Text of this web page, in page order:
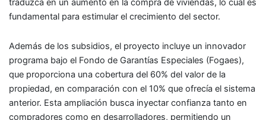
traduzca en un aumento en la compra de viviendas, lo cual es
fundamental para estimular el crecimiento del sector.
Además de los subsidios, el proyecto incluye un innovador
programa bajo el Fondo de Garantías Especiales (Fogaes),
que proporciona una cobertura del 60% del valor de la
propiedad, en comparación con el 10% que ofrecía el sistema
anterior. Esta ampliación busca inyectar confianza tanto en
compradores como en desarrolladores, permitiendo un